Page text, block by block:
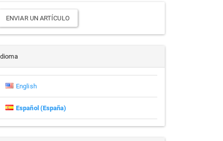
ENVIAR UN ARTÍCULO
English
Español (España)